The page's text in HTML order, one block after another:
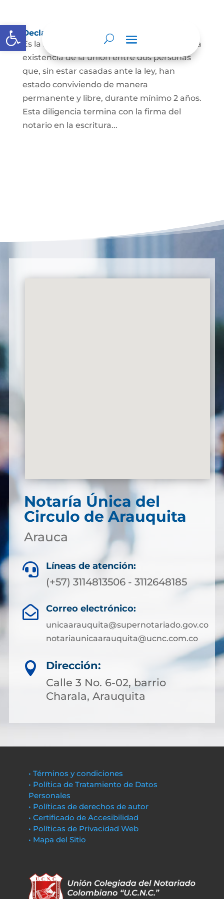
Abrir barra de herramientas
Declaración de Unión Marital de Hecho
Es la manifestación ante juez o notario de la
existencia de la unión entre dos personas
que, sin estar casadas ante la ley, han
estado conviviendo de manera
permanente y libre, durante mínimo 2 años.
Esta diligencia termina con la firma del
notario en la escritura...
Notaría Única del
Circulo de Arauquita
Arauca
 Líneas de atención:
(+57) 3114813506 - 3112648185
 Correo electrónico:
unicaarauquita@supernotariado.gov.co
notariaunicaarauquita@ucnc.com.co

Dirección:
Calle 3 No. 6-02, barrio
Charala, Arauquita
• Términos y condiciones
• Política de Tratamiento de Datos
Personales
• Políticas de derechos de autor
• Certificado de Accesibilidad
• Políticas de Privacidad Web
• Mapa del Sitio